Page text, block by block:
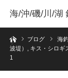
海/沖/磯/川/湖
】ホームブログ 海
波堤） , キス・シロギ
1